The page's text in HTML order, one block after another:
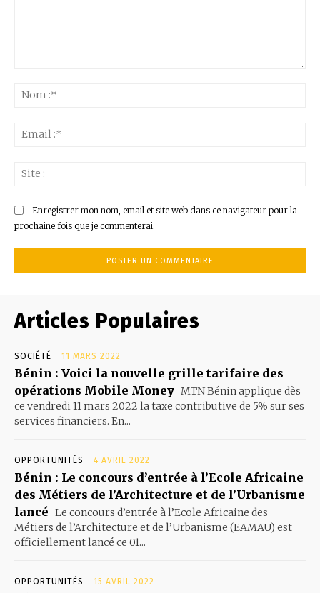
Enregistrer mon nom, email et site web dans ce navigateur pour la
prochaine fois que je commenterai.
Articles Populaires
SOCIÉTÉ 11 MARS 2022
Bénin : Voici la nouvelle grille tarifaire des
opérations Mobile Money MTN Bénin applique dès
ce vendredi 11 mars 2022 la taxe contributive de 5% sur ses
services financiers. En...
OPPORTUNITÉS 4 AVRIL 2022
Bénin : Le concours d’entrée à l’Ecole Africaine
des Métiers de l’Architecture et de l’Urbanisme
lancé Le concours d’entrée à l’Ecole Africaine des
Métiers de l’Architecture et de l’Urbanisme (EAMAU) est
officiellement lancé ce 01...
OPPORTUNITÉS 15 AVRIL 2022